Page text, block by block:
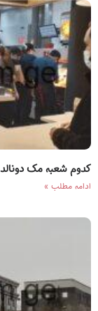
کدوم شعبه مک
ادامه مطلب »